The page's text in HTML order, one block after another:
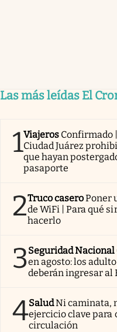
Las más leídas El
1Viajeros Confirmado
Ciudad Juárez
que hayan
pasaporte
2Truco caseroPoner
de WiFi | Para qué
hacerlo
3Seguridad Nacional
en agosto: los
deberán ingresar al
4SaludNi caminata,
ejercicio clave para
circulación